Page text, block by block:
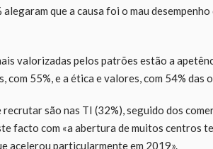
alegaram que a causa foi o mau
valorizadas pelos patrões estão a
com 55%, e a ética e valores, com 54%
são nas TI (32%), seguido dos
facto com «a abertura de muitos centros
acelerou particularmente em 2019».